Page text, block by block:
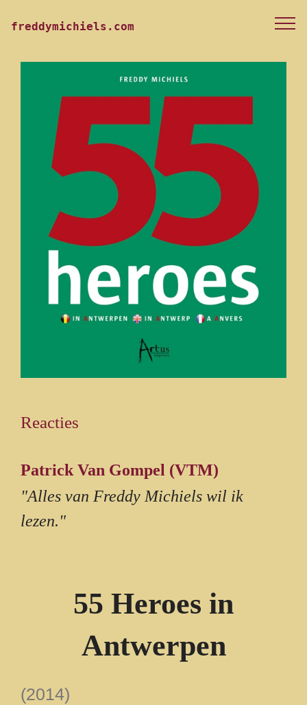
freddymichiels.com
Reacties
Patrick Van Gompel (VTM)
"Alles van Freddy Michiels wil ik
lezen."
55 Heroes in
Antwerpen
(2014)